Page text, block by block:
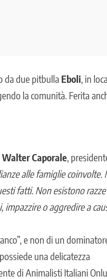
da due pitbulla Eboli , in
la comunità. Ferita
Walter Caporale ,
alle famiglie coinvolte.
fatti. Non esistono razze
impazzire o aggredire a
e non di un
una delicatezza
di Animalisti Italiani